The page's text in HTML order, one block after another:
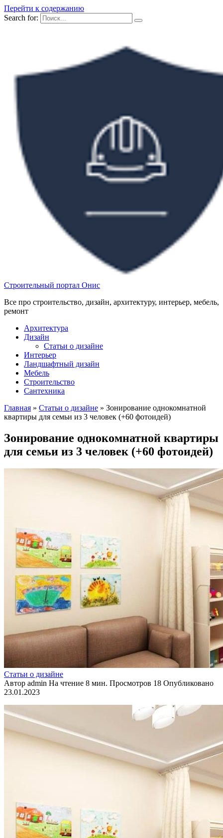
Перейти к содержанию
Search for:
Строительный портал Онис
Все про строительство, дизайн, архитектуру, интерьер, мебель,
ремонт
Архитектура
Дизайн
Статьи о дизайне
Интерьер
Ландшафтный дизайн
Мебель
Строительство
Сантехника
Главная » Статьи о дизайне » Зонирование однокомнатной
квартиры для семьи из 3 человек (+60 фотоидей)
Зонирование однокомнатной квартиры
для семьи из 3 человек (+60 фотоидей)
Статьи о дизайне
Автор admin На чтение 8 мин. Просмотров 18 Опубликовано
23.01.2023